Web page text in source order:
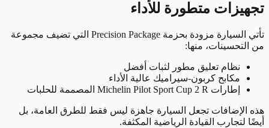
تجهيزات متطورة للأداء
تأتي السيارة مزودة بحزمة Precision Package التي تضيف مجموعة
من التحسينات، منها:
نظام تعليق مطور لثبات أفضل
مكابح كربون-سيراميك عالية الأداء
إطارات Michelin Pilot Sport Cup 2 R المصممة للحلبات
هذه الإضافات تجعل السيارة جاهزة ليس فقط للطرق العامة، بل
أيضًا لتجارب القيادة الرياضية المكثفة.